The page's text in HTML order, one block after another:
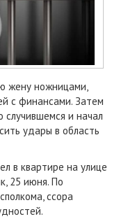
жену ножницами,
с финансами. Затем
случившемся и начал
удары в область
в квартире на улице
25 июня. По
ссора